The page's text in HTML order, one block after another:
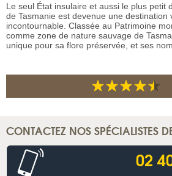
Le seul État insulaire et aussi le plus petit
de Tasmanie est devenue une destination
incontournable. Classée au Patrimoine
comme zone de nature sauvage de
unique pour sa flore préservée, et ses
CONTACTEZ NOS SPÉCIALISTES
02